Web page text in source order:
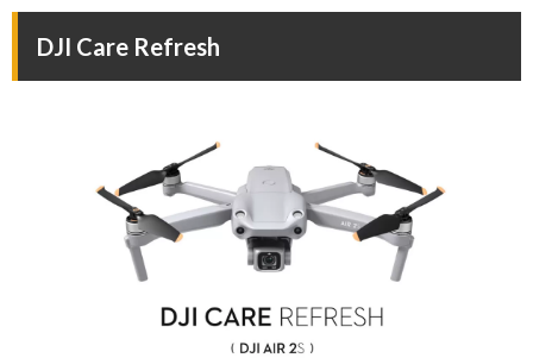
DJI Care Refresh